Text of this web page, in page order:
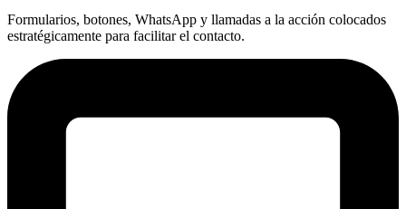
Formularios, botones, WhatsApp y llamadas a la acción colocados
estratégicamente para facilitar el contacto.